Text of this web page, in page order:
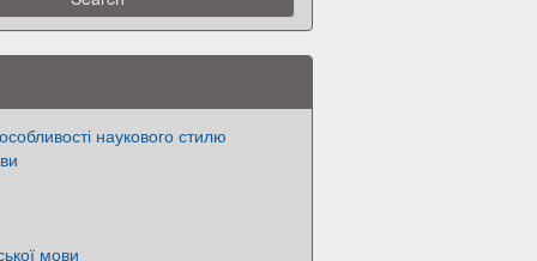
наукового стилю
мови